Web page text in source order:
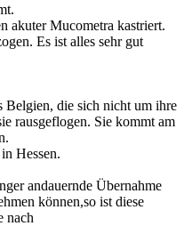
akuter Mucometra kastriert.
Es ist alles sehr gut
Belgien, die sich nicht um ihre
rausgeflogen. Sie kommt am
Hessen.
andauernde Übernahme
können,so ist diese
nach